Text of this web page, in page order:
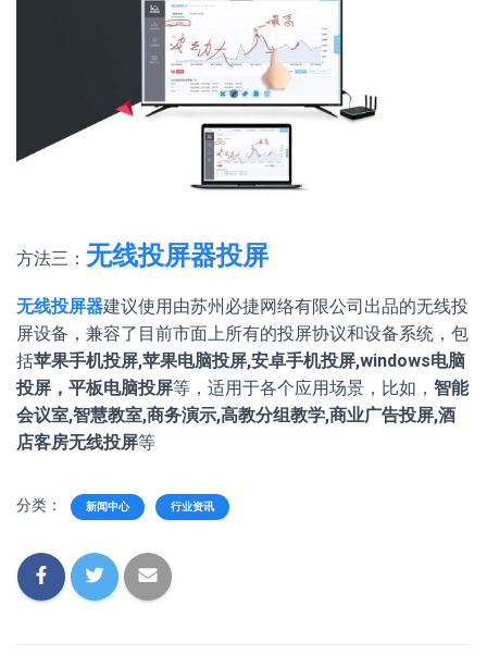
方法三： 无线投屏器投屏
无线投屏器建议使用由苏州必捷网络有限公司出品的无线投
屏设备，兼容了目前市面上所有的投屏协议和设备系统，包
括苹果手机投屏,苹果电脑投屏,安卓手机投屏,windows电脑
投屏，平板电脑投屏等，适用于各个应用场景，比如， 智能
会议室,智慧教室,商务演示,高教分组教学,商业广告投屏,酒
店客房无线投屏等
分类： 新闻中心 行业资讯